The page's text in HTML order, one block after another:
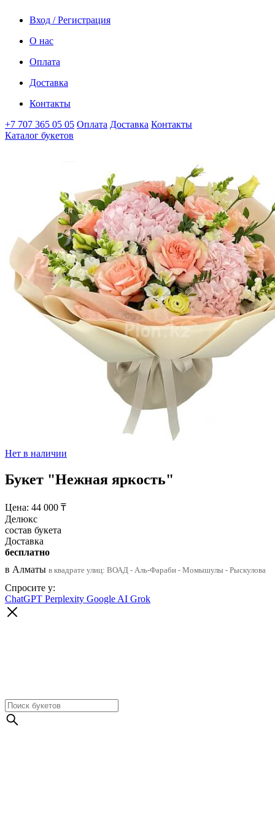
Вход / Регистрация
О нас
Оплата
Доставка
Контакты
+7 707 365 05 05 Оплата Доставка Контакты
Каталог букетов
Нет в наличии
Букет "Нежная яркость"
Цена: 44 000 ₸
Делюкс
состав букета
Доставка
бесплатно
в Алматы в квадрате улиц: ВОАД - Аль-Фараби - Момышулы - Рыскулова
Спросите у:
ChatGPT Perplexity Google AI Grok